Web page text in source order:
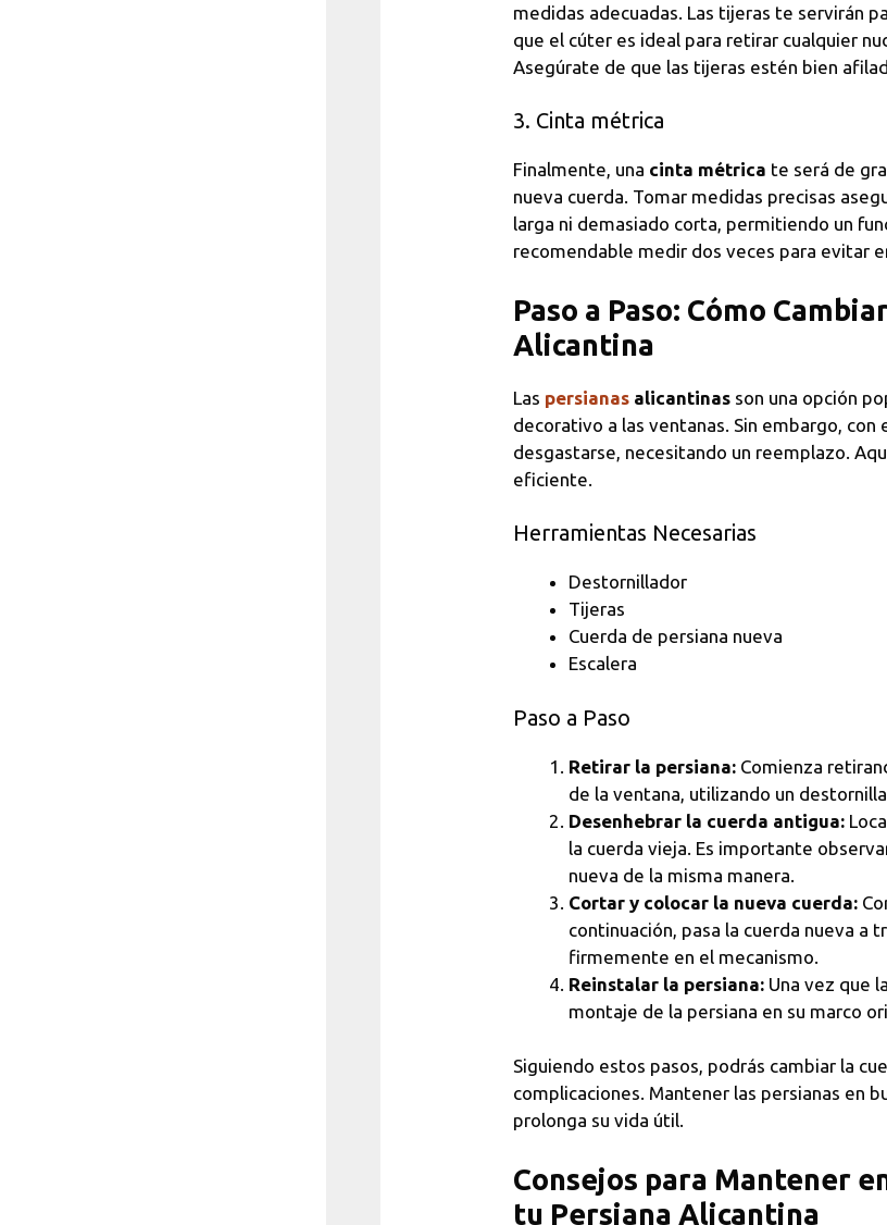
medidas adecuadas. Las tijeras te servirán
que el cúter es ideal para retirar cualquier
Asegúrate de que las tijeras estén bien
3. Cinta métrica
Finalmente, una cinta métrica te será de
nueva cuerda. Tomar medidas precisas
larga ni demasiado corta, permitiendo un
recomendable medir dos veces para evitar
Paso a Paso: Cómo
Alicantina
Las persianas alicantinas son una opción
decorativo a las ventanas. Sin embargo,
desgastarse, necesitando un reemplazo.
eficiente.
Herramientas Necesarias
Destornillador
Tijeras
Cuerda de persiana nueva
Escalera
Paso a Paso
Retirar la persiana: Comienza
de la ventana, utilizando un
Desenhebrar la cuerda antigua:
la cuerda vieja. Es importante
nueva de la misma manera.
Cortar y colocar la nueva cuerda:
continuación, pasa la cuerda nueva a
firmemente en el mecanismo.
Reinstalar la persiana: Una vez que
montaje de la persiana en su marco
Siguiendo estos pasos, podrás cambiar la
complicaciones. Mantener las persianas en
prolonga su vida útil.
Consejos para Mantener
tu Persiana Alicantina